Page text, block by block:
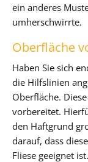
ein anderes
umherschwirrte.
Oberfläche
Haben Sie sich
die Hilfslinien
Oberfläche.
vorbereitet.
den Haftgrund
darauf, dass
Fliese geeignet